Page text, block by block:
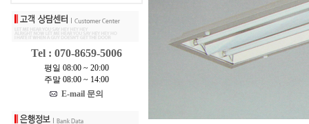
Tel : 070-8659-5006
평일 08:00 ~ 20:00
주말 08:00 ~ 14:00
E-mail 문의